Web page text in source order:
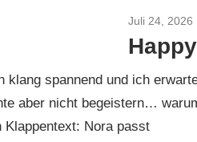
Juli 24, 2026
klang spannend und ich
aber nicht begeistern…
Klappentext: Nora passt